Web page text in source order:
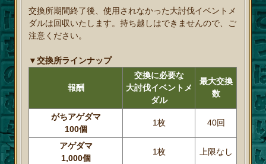
交換所期間終了後、使用されなかった大討伐イベントメ
ダルは回収いたします。持ち越しはできませんので、ご
注意ください。
▼交換所ラインナップ
報酬
交換に必要な
大討伐イベントメ
ダル
最大交換
数
がちアゲダマ
100個
1枚 40回
アゲダマ
1,000個
1枚 上限なし